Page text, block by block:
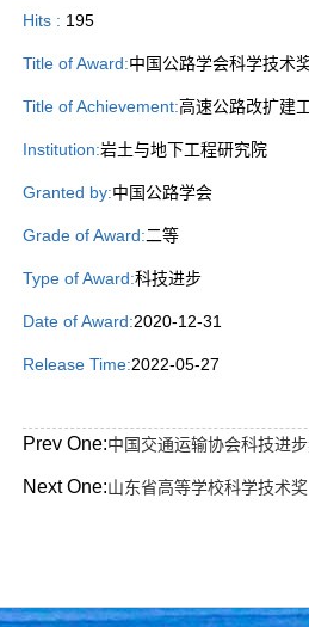
Hits : 195
Title of Award:中国公路学会科学技术
Title of Achievement:高速公路改扩建
Institution:岩土与地下工程研究院
Granted by:中国公路学会
Grade of Award:二等
Type of Award:科技进步
Date of Award:2020-12-31
Release Time:2022-05-27
Prev One:中国交通运输协会科技进
Next One:山东省高等学校科学技术奖